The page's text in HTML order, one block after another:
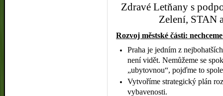
Zdravé Letňany s
Zelení, STAN
Rozvoj městské části:
Praha je jedním z
není vidět. Nemůžeme se
„ubytovnou“, pojďme to
Vytvoříme strategický plán
vybavenosti.